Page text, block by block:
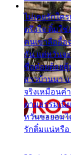
ไม่เคยรักใค
ตรึงใจ ติ๋มใ
คนเขาลืออื้อ
กัน แต่หวั่นจ
ชื่อต๋อยต้อยตุ้
สาวบ้านนา
จริงเหมือนค
ตามธรรมเนี
หวั่นขอยอมไ
รักติ๋มแน่หรือ